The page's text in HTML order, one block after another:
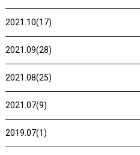
2021.10(17)
2021.09(28)
2021.08(25)
2021.07(9)
2019.07(1)